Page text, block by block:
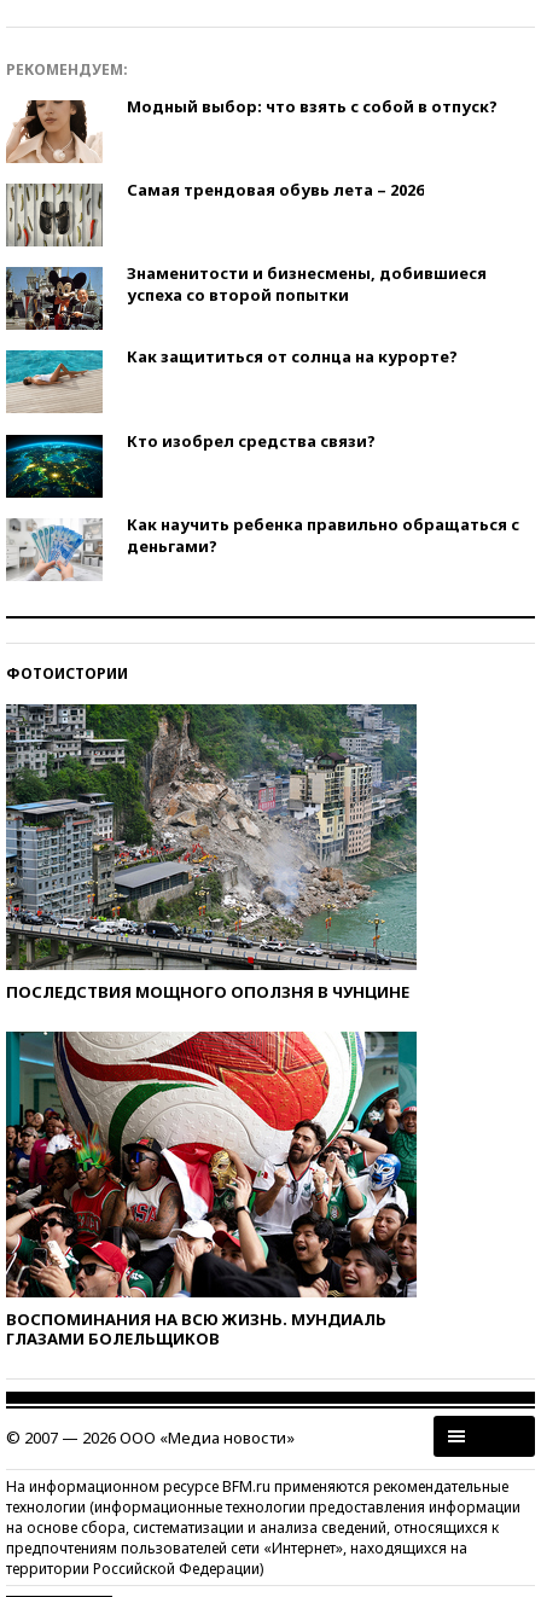
РЕКОМЕНДУЕМ:
Модный выбор: что взять с собой в отпуск?
Самая трендовая обувь лета – 2026
Знаменитости и бизнесмены, добившиеся
успеха со второй попытки
Как защититься от солнца на курорте?
Кто изобрел средства связи?
Как научить ребенка правильно обращаться с
деньгами?
ФОТОИСТОРИИ
ПОСЛЕДСТВИЯ МОЩНОГО ОПОЛЗНЯ В ЧУНЦИНЕ
ВОСПОМИНАНИЯ НА ВСЮ ЖИЗНЬ. МУНДИАЛЬ
ГЛАЗАМИ БОЛЕЛЬЩИКОВ
© 2007 — 2026 ООО «Медиа новости»
На информационном ресурсе BFM.ru применяются рекомендательные
технологии (информационные технологии предоставления информации
на основе сбора, систематизации и анализа сведений, относящихся к
предпочтениям пользователей сети «Интернет», находящихся на
территории Российской Федерации)